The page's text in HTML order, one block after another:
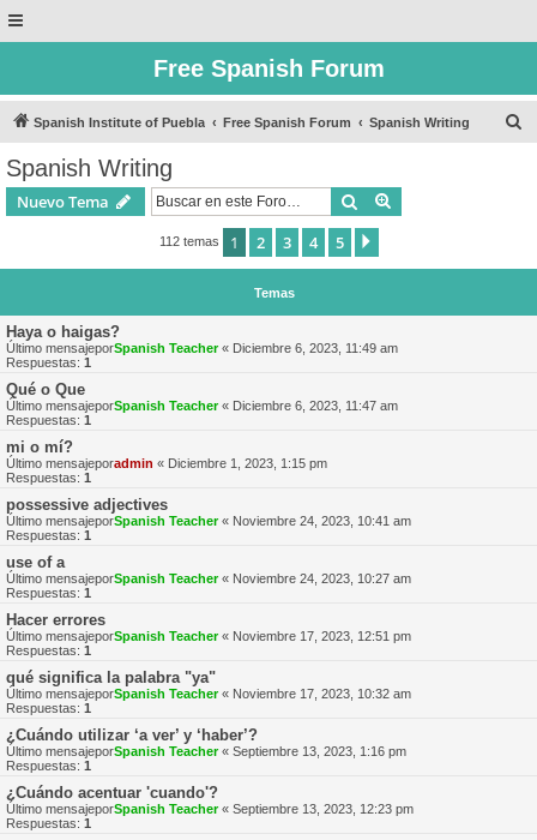
Free Spanish Forum
Spanish Institute of Puebla Free Spanish Forum Spanish Writing
Spanish Writing
Nuevo Tema Buscar
112 temas 1 2 3 4 5
Temas
Haya o haigas?
Último mensajeporSpanish Teacher« Diciembre 6, 2023, 11:49 am
Respuestas: 1
Qué o Que
Último mensajeporSpanish Teacher« Diciembre 6, 2023, 11:47 am
Respuestas: 1
mi o mí?
Último mensajeporadmin « Diciembre 1, 2023, 1:15 pm
Respuestas: 1
possessive adjectives
Último mensajeporSpanish Teacher« Noviembre 24, 2023, 10:41 am
Respuestas: 1
use of a
Último mensajeporSpanish Teacher« Noviembre 24, 2023, 10:27 am
Respuestas: 1
Hacer errores
Último mensajeporSpanish Teacher« Noviembre 17, 2023, 12:51 pm
Respuestas: 1
qué significa la palabra "ya"
Último mensajeporSpanish Teacher« Noviembre 17, 2023, 10:32 am
Respuestas: 1
¿Cuándo utilizar ‘a ver’ y ‘haber’?
Último mensajeporSpanish Teacher« Septiembre 13, 2023, 1:16 pm
Respuestas: 1
¿Cuándo acentuar 'cuando'?
Último mensajeporSpanish Teacher« Septiembre 13, 2023, 12:23 pm
Respuestas: 1